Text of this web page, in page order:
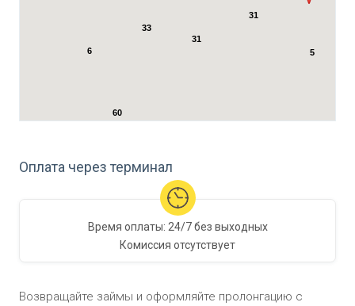
60
31
6 5
31
33
Оплата через терминал
Время оплаты: 24/7 без выходных
Комиссия отсутствует
Возвращайте займы и оформляйте пролонгацию с